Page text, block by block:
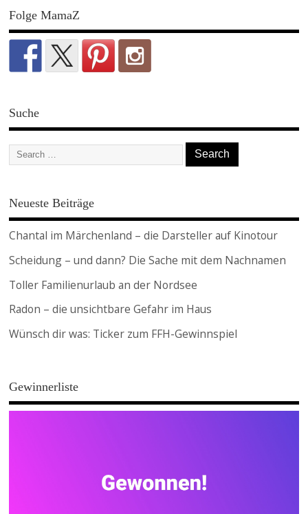
Folge MamaZ
Suche
Neueste Beiträge
Chantal im Märchenland – die Darsteller auf Kinotour
Scheidung – und dann? Die Sache mit dem Nachnamen
Toller Familienurlaub an der Nordsee
Radon – die unsichtbare Gefahr im Haus
Wünsch dir was: Ticker zum FFH-Gewinnspiel
Gewinnerliste